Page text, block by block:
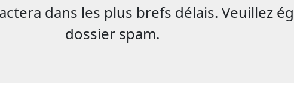
dans les plus brefs délais. Veuillez
dossier spam.